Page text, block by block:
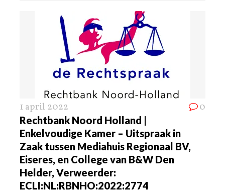
1 april 2022 0
Rechtbank Noord Holland |
Enkelvoudige Kamer – Uitspraak in
Zaak tussen Mediahuis Regionaal BV,
Eiseres, en College van B&W Den
Helder, Verweerder:
ECLI:NL:RBNHO:2022:2774